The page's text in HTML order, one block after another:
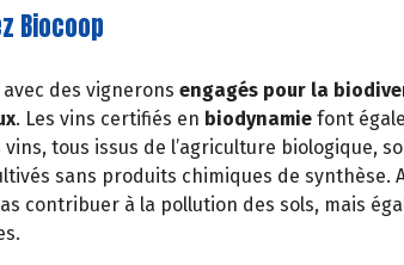
Biocoop
des vignerons engagés pour la
. Les vins certifiés en biodynamie font
tous issus de l’agriculture biologique,
sans produits chimiques de synthèse.
contribuer à la pollution des sols, mais